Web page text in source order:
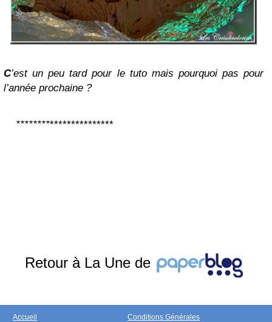
C’est un peu tard pour le tuto mais pourquoi pas pour
l’année prochaine ?
***********************
Retour à La Une de
Accueil Conditions Générales